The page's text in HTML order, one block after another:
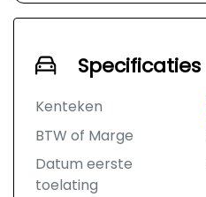
Specificaties
Kenteken
BTW of Marge
Datum eerste
toelating